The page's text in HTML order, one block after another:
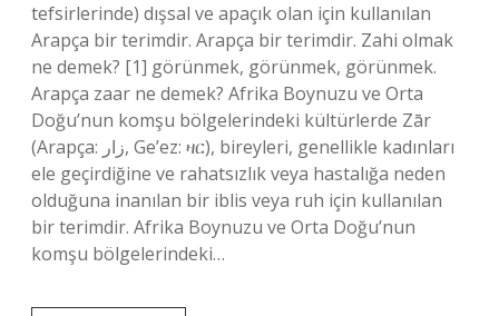
tefsirlerinde) dışsal ve apaçık olan için kullanılan
Arapça bir terimdir. Arapça bir terimdir. Zahi olmak
ne demek? [1] görünmek, görünmek, görünmek.
Arapça zaar ne demek? Afrika Boynuzu ve Orta
Doğu’nun komşu bölgelerindeki kültürlerde Zār
(Arapça: زار‎, Ge’ez: ዛር), bireyleri, genellikle kadınları
ele geçirdiğine ve rahatsızlık veya hastalığa neden
olduğuna inanılan bir iblis veya ruh için kullanılan
bir terimdir. Afrika Boynuzu ve Orta Doğu’nun
komşu bölgelerindeki…